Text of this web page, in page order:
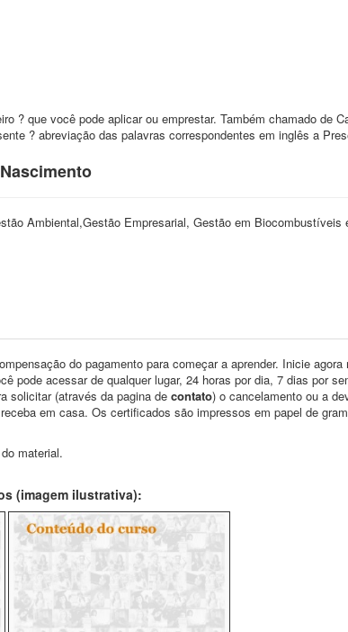
? que você pode aplicar ou emprestar. Também chamado de
? abreviação das palavras correspondentes em inglês a
Ambiental,Gestão Empresarial, Gestão em Biocombustíveis
do pagamento para começar a aprender. Inicie
pode acessar de qualquer lugar, 24 horas por dia, 7 dias por
solicitar (através da pagina de contato) o cancelamento ou a
em casa. Os certificados são impressos em papel de
material.
(imagem ilustrativa):